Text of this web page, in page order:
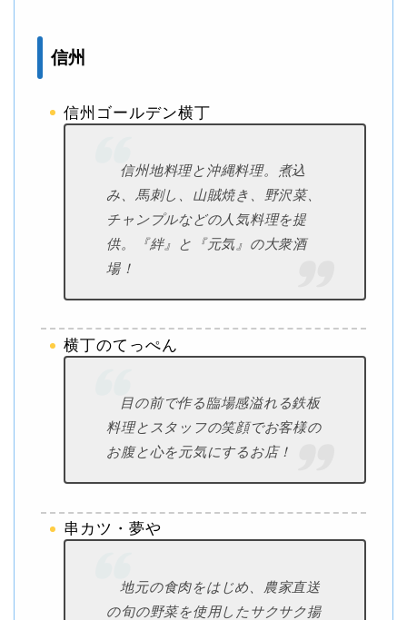
信州
信州ゴールデン横丁
信州地料理と沖縄料理。煮込
み、馬刺し、山賊焼き、野沢菜、
チャンプルなどの人気料理を提
供。『絆』と『元気』の大衆酒
場！
横丁のてっぺん
目の前で作る臨場感溢れる鉄板
料理とスタッフの笑顔でお客様の
お腹と心を元気にするお店！
串カツ・夢や
地元の食肉をはじめ、農家直送
の旬の野菜を使用したサクサク揚